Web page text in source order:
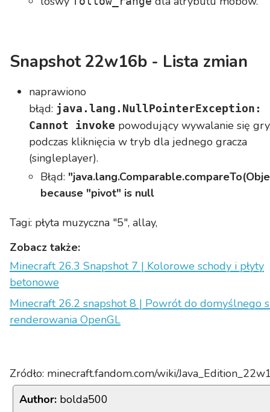
Snapshot 22w16b - Lista zmian
naprawiono
błąd: java.lang.NullPointerException:
Cannot invoke powodujący wywalanie się
podczas kliknięcia w tryb dla jednego gracza
(singleplayer).
Błąd:
because "pivot" is null
Tagi: płyta muzyczna "5", allay,
Zobacz także:
Minecraft 26.3 Snapshot 7 | Kolorowe schody i płyty
betonowe
Minecraft 26.2 snapshot 8 | Powrót do domyślnego
renderowania OpenGL
Zródło: minecraft.fandom.com/wiki/
Author: bolda500